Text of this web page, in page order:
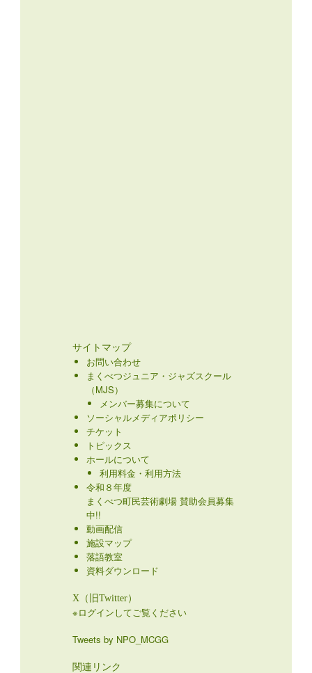
サイトマップ
お問い合わせ
まくべつジュニア・ジャズスクール
（MJS）
メンバー募集について
ソーシャルメディアポリシー
チケット
トピックス
ホールについて
利用料金・利用方法
令和８年度
まくべつ町民芸術劇場 賛助会員募集
中!!
動画配信
施設マップ
落語教室
資料ダウンロード
X（旧Twitter）
※ログインしてご覧ください
Tweets by NPO_MCGG
関連リンク